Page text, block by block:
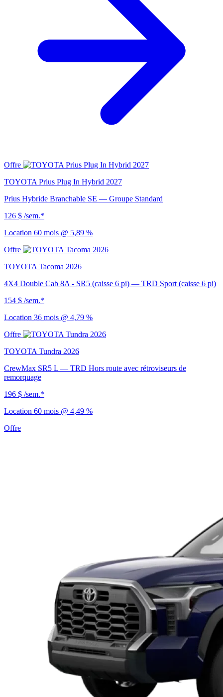
Offre
TOYOTA Prius Plug In Hybrid 2027
Prius Hybride Branchable SE — Groupe Standard
126 $ /sem.*
Location 60 mois @ 5,89 %
Offre
TOYOTA Tacoma 2026
4X4 Double Cab 8A - SR5 (caisse 6 pi) — TRD Sport (caisse 6 pi)
154 $ /sem.*
Location 36 mois @ 4,79 %
Offre
TOYOTA Tundra 2026
CrewMax SR5 L — TRD Hors route avec rétroviseurs de
remorquage
196 $ /sem.*
Location 60 mois @ 4,49 %
Offre